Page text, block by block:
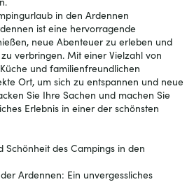
in den Ardennen
ist eine hervorragende
neue Abenteuer zu erleben und
verbringen. Mit einer Vielzahl von
und familienfreundlichen
Ort, um sich zu entspannen und neue
Sie Ihre Sachen und machen Sie
Erlebnis in einer der schönsten
Schönheit des Campings in den
Ardennen: Ein unvergessliches